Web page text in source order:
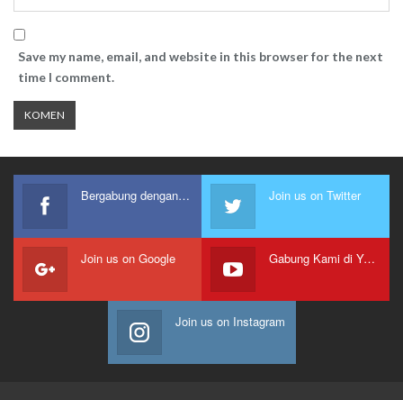
Save my name, email, and website in this browser for the next
time I comment.
Bergabung dengan kami Join us on Twitter
Join us on Google Gabung Kami di Youtube
Join us on Instagram